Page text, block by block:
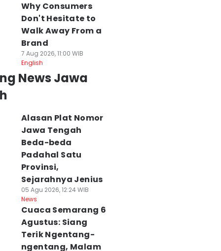
Why Consumers
Don't Hesitate to
Walk Away From a
Brand
7 Aug 2026, 11:00 WIB
English
News Jawa
Alasan Plat Nomor
Jawa Tengah
Beda-beda
Padahal Satu
Provinsi,
Sejarahnya Jenius
05 Agu 2026, 12:24 WIB
News
Cuaca Semarang 6
Agustus: Siang
Terik Ngentang-
ngentang, Malam